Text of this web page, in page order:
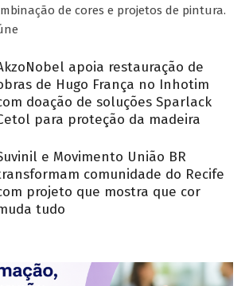
de cores e projetos de pintura.
apoia restauração de
de Hugo França no Inhotim
doação de soluções Sparlack
para proteção da madeira
e Movimento União BR
comunidade do Recife
projeto que mostra que cor
tudo